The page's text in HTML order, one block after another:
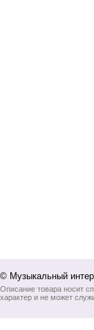
© Музыкальный
Описание товара носит
характер и не может